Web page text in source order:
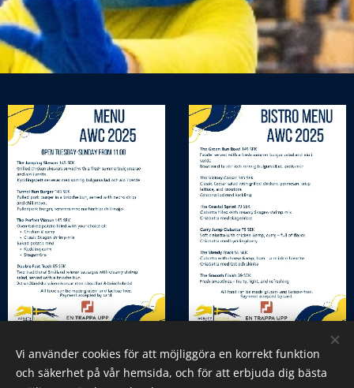
Vi använder cookies för att möjliggöra en korrekt funktion
och säkerhet på vår hemsida, och för att erbjuda dig bästa